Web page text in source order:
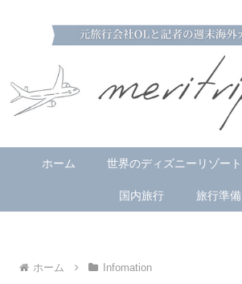
ホーム 世界のディズニーリゾート
国内旅行 旅行準備
ホーム Infomation